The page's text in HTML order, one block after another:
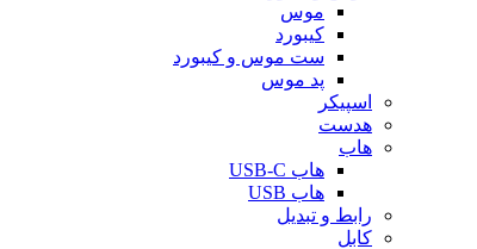
موس
کیبورد
ست موس و کیبورد
پد موس
اسپیکر
هدست
هاب
هاب USB-C
هاب USB
رابط و تبدیل
کابل